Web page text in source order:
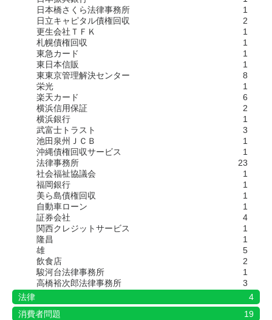
日本橋さくら法律事務所
1
日立キャピタル債権回収
2
更生会社ＴＦＫ
1
札幌債権回収
1
東急カード
1
東日本信販
1
東東京管理解決センター
8
栄光
1
楽天カード
6
横浜信用保証
2
横浜銀行
1
武富士トラスト
3
池田泉州ＪＣＢ
1
沖縄債権回収サービス
1
法律事務所
23
社会福祉協議会
1
福岡銀行
1
美ら島債権回収
1
自動車ローン
1
証券会社
4
関西クレジットサービス
1
隆昌
1
雄
5
飲食店
2
駿河台法律事務所
1
高橋裕次郎法律事務所
3
法律
4
消費者問題
19